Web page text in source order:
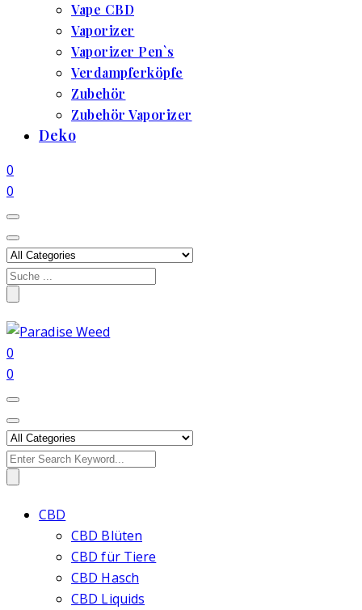
Vape CBD
Vaporizer
Vaporizer Pen`s
Verdampferköpfe
Zubehör
Zubehör Vaporizer
Deko
0
0
Search
0
0
Search
CBD
CBD Blüten
CBD für Tiere
CBD Hasch
CBD Liquids